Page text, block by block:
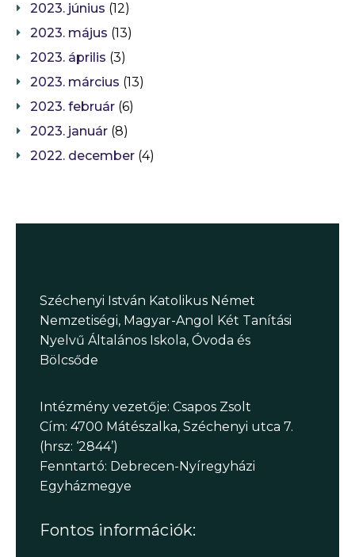
2023. június (12)
2023. május (13)
2023. április (3)
2023. március (13)
2023. február (6)
2023. január (8)
2022. december (4)
Széchenyi István Katolikus Német
Nemzetiségi, Magyar-Angol Két Tanítási
Nyelvű Általános Iskola, Óvoda és
Bölcsőde
Intézmény vezetője: Csapos Zsolt
Cím: 4700 Mátészalka, Széchenyi utca 7.
(hrsz: ‘2844’)
Fenntartó: Debrecen-Nyíregyházi
Egyházmegye
Fontos információk: